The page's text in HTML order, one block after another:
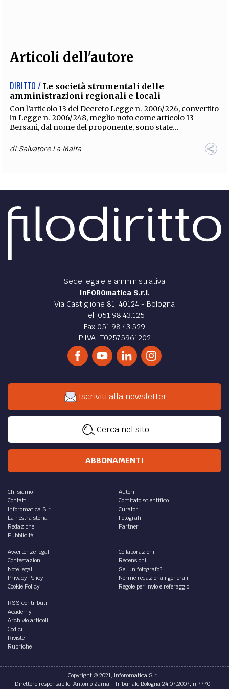
SOCIAL MEDIA
Articoli dell'autore
DIRITTO / Le società strumentali delle
amministrazioni regionali e locali
Con l’articolo 13 del Decreto Legge n. 2006/226, convertito
in Legge n. 2006/248, meglio noto come articolo 13
Bersani, dal nome del proponente, sono state...
diSalvatore La Malfa
Sede legale e amministrativa
InFOROmatica S.r.l.
Via Castiglione 81, 40124 - Bologna
Tel. 051.98.43.125
Fax 051.98.43.529
P.IVA IT02575961202
Iscriviti alla newsletter
Cerca nel sito
ABBONAMENTI
Chi siamo
Contatti
Inforomatica S.r.l.
La nostra storia
Redazione
Pubblicità
Autori
Comitato scientifico
Curatori
Fotografi
Partner
Avvertenze legali
Contestazioni
Note legali
Privacy Policy
Cookie Policy
Collaborazioni
Recensioni
Sei un fotografo?
Norme redazionali generali
Regole per invio e referaggio
RSS contributi
Academy
Archivio articoli
Codici
Riviste
Rubriche
Copyright © 2021, Inforomatica S.r.l.
Direttore responsabile: Antonio Zama - Tribunale Bologna 24.07.2007, n.7770 -